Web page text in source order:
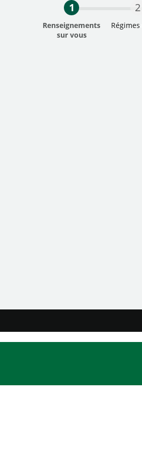
1
Renseignements
sur vous
2